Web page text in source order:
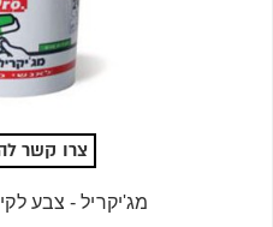
צרו קשר
מג'יקריל - צבע